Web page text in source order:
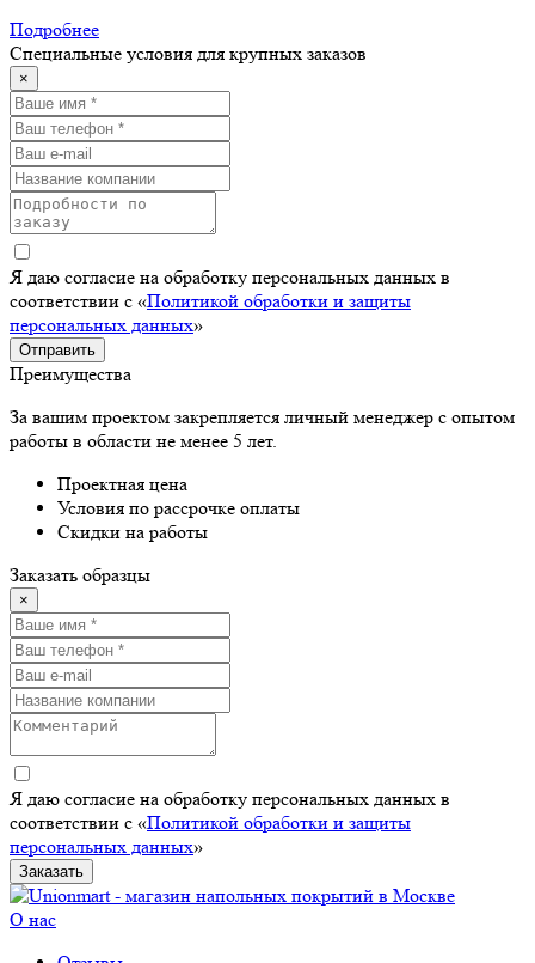
Подробнее
Специальные условия для крупных заказов
×
Я даю согласие на обработку персональных данных в
соответствии с «Политикой обработки и защиты
персональных данных»
Отправить
Преимущества
За вашим проектом закрепляется личный менеджер с опытом
работы в области не менее 5 лет.
Проектная цена
Условия по рассрочке оплаты
Скидки на работы
Заказать образцы
×
Я даю согласие на обработку персональных данных в
соответствии с «Политикой обработки и защиты
персональных данных»
Заказать
О нас